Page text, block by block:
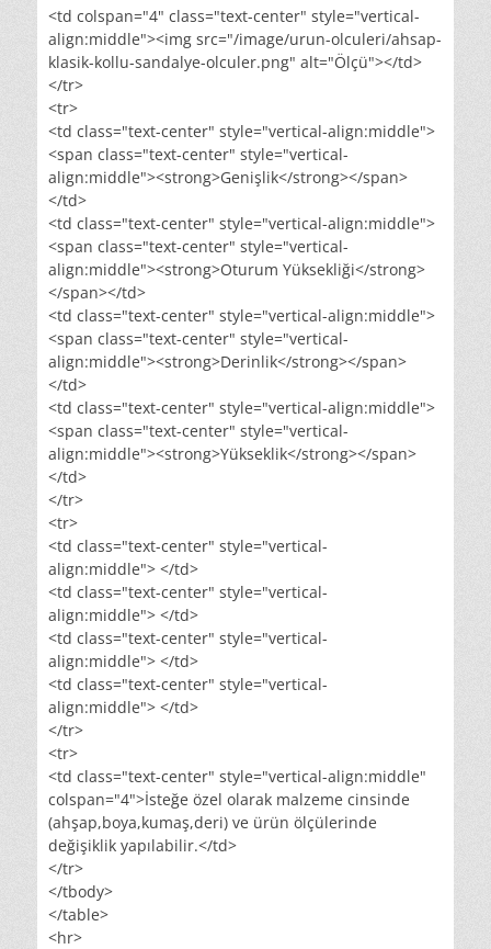
<td colspan="4" class="text-center" style="vertical-
align:middle"><img src="/image/urun-olculeri/ahsap-
klasik-kollu-sandalye-olculer.png" alt="Ölçü"></td>
</tr>
<tr>
<td class="text-center" style="vertical-align:middle">
<span class="text-center" style="vertical-
align:middle"><strong>Genişlik</strong></span>
</td>
<td class="text-center" style="vertical-align:middle">
<span class="text-center" style="vertical-
align:middle"><strong>Oturum Yüksekliği</strong>
</span></td>
<td class="text-center" style="vertical-align:middle">
<span class="text-center" style="vertical-
align:middle"><strong>Derinlik</strong></span>
</td>
<td class="text-center" style="vertical-align:middle">
<span class="text-center" style="vertical-
align:middle"><strong>Yükseklik</strong></span>
</td>
</tr>
<tr>
<td class="text-center" style="vertical-
align:middle"> </td>
<td class="text-center" style="vertical-
align:middle"> </td>
<td class="text-center" style="vertical-
align:middle"> </td>
<td class="text-center" style="vertical-
align:middle"> </td>
</tr>
<tr>
<td class="text-center" style="vertical-align:middle"
colspan="4">İsteğe özel olarak malzeme cinsinde
(ahşap,boya,kumaş,deri) ve ürün ölçülerinde
değişiklik yapılabilir.</td>
</tr>
</tbody>
</table>
<hr>